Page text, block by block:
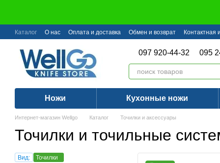
Каталог О нас Оплата и доставка Обмен и возврат Контактная
097 920-44-32 095
Ножи Кухонные ножи
Интернет-магазин Wellgo Каталог Точилки и аксессуары
Точилки и точильные
Вид:
Точилки